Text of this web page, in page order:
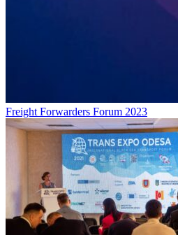
Freight Forwarders Forum 2023